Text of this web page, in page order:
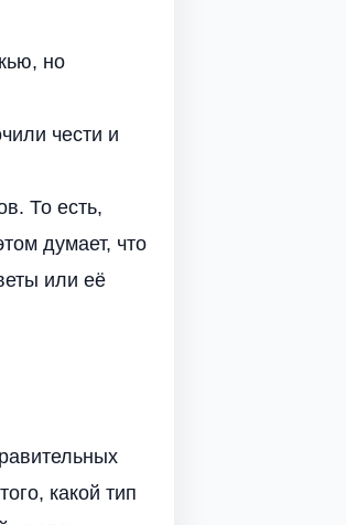
но
чести и
То есть,
думает, что
или её
какой тип